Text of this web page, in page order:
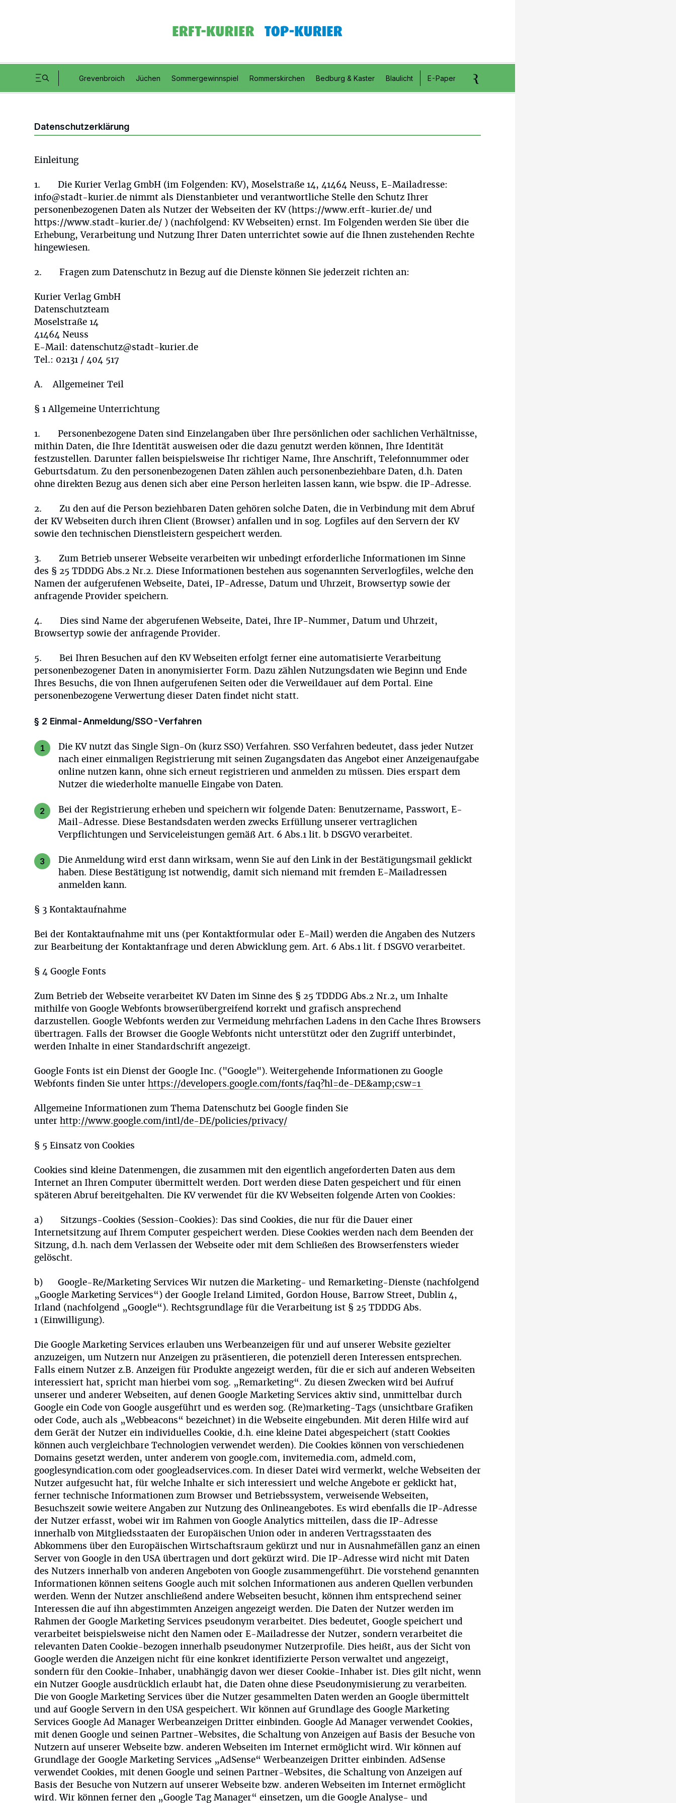
Grevenbroich Jüchen Sommergewinnspiel Rommerskirchen Bedburg & Kaster Blaulicht E-Paper Anzeigen aufgeben
Datenschutzerklärung
Einleitung
1. Die Kurier Verlag GmbH (im Folgenden: KV), Moselstraße 14, 41464 Neuss, E-Mailadresse:
info@stadt-kurier.de nimmt als Dienstanbieter und verantwortliche Stelle den Schutz Ihrer
personenbezogenen Daten als Nutzer der Webseiten der KV (https://www.erft-kurier.de/ und
https://www.stadt-kurier.de/ ) (nachfolgend: KV Webseiten) ernst. Im Folgenden werden Sie über die
Erhebung, Verarbeitung und Nutzung Ihrer Daten unterrichtet sowie auf die Ihnen zustehenden Rechte
hingewiesen.
2. Fragen zum Datenschutz in Bezug auf die Dienste können Sie jederzeit richten an:
Kurier Verlag GmbH
Datenschutzteam
Moselstraße 14
41464 Neuss
E-Mail: datenschutz@stadt-kurier.de
Tel.: 02131 / 404 517
A. Allgemeiner Teil
§ 1 Allgemeine Unterrichtung
1. Personenbezogene Daten sind Einzelangaben über Ihre persönlichen oder sachlichen Verhältnisse,
mithin Daten, die Ihre Identität ausweisen oder die dazu genutzt werden können, Ihre Identität
festzustellen. Darunter fallen beispielsweise Ihr richtiger Name, Ihre Anschrift, Telefonnummer oder
Geburtsdatum. Zu den personenbezogenen Daten zählen auch personenbeziehbare Daten, d.h. Daten
ohne direkten Bezug aus denen sich aber eine Person herleiten lassen kann, wie bspw. die IP-Adresse.
2. Zu den auf die Person beziehbaren Daten gehören solche Daten, die in Verbindung mit dem Abruf
der KV Webseiten durch ihren Client (Browser) anfallen und in sog. Logfiles auf den Servern der KV
sowie den technischen Dienstleistern gespeichert werden.
3. Zum Betrieb unserer Webseite verarbeiten wir unbedingt erforderliche Informationen im Sinne
des § 25 TDDDG Abs.2 Nr.2. Diese Informationen bestehen aus sogenannten Serverlogfiles, welche den
Namen der aufgerufenen Webseite, Datei, IP-Adresse, Datum und Uhrzeit, Browsertyp sowie der
anfragende Provider speichern.
4. Dies sind Name der abgerufenen Webseite, Datei, Ihre IP-Nummer, Datum und Uhrzeit,
Browsertyp sowie der anfragende Provider.
5. Bei Ihren Besuchen auf den KV Webseiten erfolgt ferner eine automatisierte Verarbeitung
personenbezogener Daten in anonymisierter Form. Dazu zählen Nutzungsdaten wie Beginn und Ende
Ihres Besuchs, die von Ihnen aufgerufenen Seiten oder die Verweildauer auf dem Portal. Eine
personenbezogene Verwertung dieser Daten findet nicht statt.
§ 2 Einmal-Anmeldung/SSO-Verfahren
Die KV nutzt das Single Sign-On (kurz SSO) Verfahren. SSO Verfahren bedeutet, dass jeder Nutzer
nach einer einmaligen Registrierung mit seinen Zugangsdaten das Angebot einer Anzeigenaufgabe
online nutzen kann, ohne sich erneut registrieren und anmelden zu müssen. Dies erspart dem
Nutzer die wiederholte manuelle Eingabe von Daten.
Bei der Registrierung erheben und speichern wir folgende Daten: Benutzername, Passwort, E-
Mail-Adresse. Diese Bestandsdaten werden zwecks Erfüllung unserer vertraglichen
Verpflichtungen und Serviceleistungen gemäß Art. 6 Abs.1 lit. b DSGVO verarbeitet.
Die Anmeldung wird erst dann wirksam, wenn Sie auf den Link in der Bestätigungsmail geklickt
haben. Diese Bestätigung ist notwendig, damit sich niemand mit fremden E-Mailadressen
anmelden kann.
§ 3 Kontaktaufnahme
Bei der Kontaktaufnahme mit uns (per Kontaktformular oder E-Mail) werden die Angaben des Nutzers
zur Bearbeitung der Kontaktanfrage und deren Abwicklung gem. Art. 6 Abs.1 lit. f DSGVO verarbeitet.
§ 4 Google Fonts
Zum Betrieb der Webseite verarbeitet KV Daten im Sinne des § 25 TDDDG Abs.2 Nr.2, um Inhalte
mithilfe von Google Webfonts browserübergreifend korrekt und grafisch ansprechend
darzustellen. Google Webfonts werden zur Vermeidung mehrfachen Ladens in den Cache Ihres Browsers
übertragen. Falls der Browser die Google Webfonts nicht unterstützt oder den Zugriff unterbindet,
werden Inhalte in einer Standardschrift angezeigt.
Google Fonts ist ein Dienst der Google Inc. ("Google"). Weitergehende Informationen zu Google
Webfonts finden Sie unter https://developers.google.com/fonts/faq?hl=de-DE&amp;csw=1
Allgemeine Informationen zum Thema Datenschutz bei Google finden Sie
unter http://www.google.com/intl/de-DE/policies/privacy/
§ 5 Einsatz von Cookies
Cookies sind kleine Datenmengen, die zusammen mit den eigentlich angeforderten Daten aus dem
Internet an Ihren Computer übermittelt werden. Dort werden diese Daten gespeichert und für einen
späteren Abruf bereitgehalten. Die KV verwendet für die KV Webseiten folgende Arten von Cookies:
a) Sitzungs-Cookies (Session-Cookies): Das sind Cookies, die nur für die Dauer einer
Internetsitzung auf Ihrem Computer gespeichert werden. Diese Cookies werden nach dem Beenden der
Sitzung, d.h. nach dem Verlassen der Webseite oder mit dem Schließen des Browserfensters wieder
gelöscht.
b) Google-Re/Marketing Services Wir nutzen die Marketing- und Remarketing-Dienste (nachfolgend
„Google Marketing Services“) der Google Ireland Limited, Gordon House, Barrow Street, Dublin 4,
Irland (nachfolgend „Google“). Rechtsgrundlage für die Verarbeitung ist § 25 TDDDG Abs.
1 (Einwilligung).
Die Google Marketing Services erlauben uns Werbeanzeigen für und auf unserer Website gezielter
anzuzeigen, um Nutzern nur Anzeigen zu präsentieren, die potenziell deren Interessen entsprechen.
Falls einem Nutzer z.B. Anzeigen für Produkte angezeigt werden, für die er sich auf anderen Webseiten
interessiert hat, spricht man hierbei vom sog. „Remarketing“. Zu diesen Zwecken wird bei Aufruf
unserer und anderer Webseiten, auf denen Google Marketing Services aktiv sind, unmittelbar durch
Google ein Code von Google ausgeführt und es werden sog. (Re)marketing-Tags (unsichtbare Grafiken
oder Code, auch als „Webbeacons“ bezeichnet) in die Webseite eingebunden. Mit deren Hilfe wird auf
dem Gerät der Nutzer ein individuelles Cookie, d.h. eine kleine Datei abgespeichert (statt Cookies
können auch vergleichbare Technologien verwendet werden). Die Cookies können von verschiedenen
Domains gesetzt werden, unter anderem von google.com, invitemedia.com, admeld.com,
googlesyndication.com oder googleadservices.com. In dieser Datei wird vermerkt, welche Webseiten der
Nutzer aufgesucht hat, für welche Inhalte er sich interessiert und welche Angebote er geklickt hat,
ferner technische Informationen zum Browser und Betriebssystem, verweisende Webseiten,
Besuchszeit sowie weitere Angaben zur Nutzung des Onlineangebotes. Es wird ebenfalls die IP-Adresse
der Nutzer erfasst, wobei wir im Rahmen von Google Analytics mitteilen, dass die IP-Adresse
innerhalb von Mitgliedsstaaten der Europäischen Union oder in anderen Vertragsstaaten des
Abkommens über den Europäischen Wirtschaftsraum gekürzt und nur in Ausnahmefällen ganz an einen
Server von Google in den USA übertragen und dort gekürzt wird. Die IP-Adresse wird nicht mit Daten
des Nutzers innerhalb von anderen Angeboten von Google zusammengeführt. Die vorstehend genannten
Informationen können seitens Google auch mit solchen Informationen aus anderen Quellen verbunden
werden. Wenn der Nutzer anschließend andere Webseiten besucht, können ihm entsprechend seiner
Interessen die auf ihn abgestimmten Anzeigen angezeigt werden. Die Daten der Nutzer werden im
Rahmen der Google Marketing Services pseudonym verarbeitet. Dies bedeutet, Google speichert und
verarbeitet beispielsweise nicht den Namen oder E-Mailadresse der Nutzer, sondern verarbeitet die
relevanten Daten Cookie-bezogen innerhalb pseudonymer Nutzerprofile. Dies heißt, aus der Sicht von
Google werden die Anzeigen nicht für eine konkret identifizierte Person verwaltet und angezeigt,
sondern für den Cookie-Inhaber, unabhängig davon wer dieser Cookie-Inhaber ist. Dies gilt nicht, wenn
ein Nutzer Google ausdrücklich erlaubt hat, die Daten ohne diese Pseudonymisierung zu verarbeiten.
Die von Google Marketing Services über die Nutzer gesammelten Daten werden an Google übermittelt
und auf Google Servern in den USA gespeichert. Wir können auf Grundlage des Google Marketing
Services Google Ad Manager Werbeanzeigen Dritter einbinden. Google Ad Manager verwendet Cookies,
mit denen Google und seinen Partner-Websites, die Schaltung von Anzeigen auf Basis der Besuche von
Nutzern auf unserer Webseite bzw. anderen Webseiten im Internet ermöglicht wird. Wir können auf
Grundlage der Google Marketing Services „AdSense“ Werbeanzeigen Dritter einbinden. AdSense
verwendet Cookies, mit denen Google und seinen Partner-Websites, die Schaltung von Anzeigen auf
Basis der Besuche von Nutzern auf unserer Webseite bzw. anderen Webseiten im Internet ermöglicht
wird. Wir können ferner den „Google Tag Manager“ einsetzen, um die Google Analyse- und